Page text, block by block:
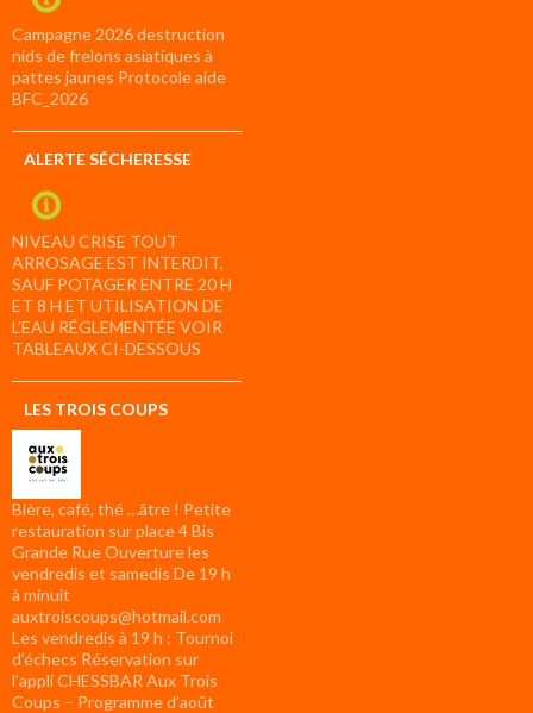
Campagne 2026 destruction
nids de frelons asiatiques à
pattes jaunes Protocole aide
BFC_2026
ALERTE SÉCHERESSE
NIVEAU CRISE TOUT
ARROSAGE EST INTERDIT,
SAUF POTAGER ENTRE 20 H
ET 8 H ET UTILISATION DE
L’EAU RÉGLEMENTÉE VOIR
TABLEAUX CI-DESSOUS
LES TROIS COUPS
Bière, café, thé …âtre ! Petite
restauration sur place 4 Bis
Grande Rue Ouverture les
vendredis et samedis De 19 h
à minuit
auxtroiscoups@hotmail.com
Les vendredis à 19 h : Tournoi
d’échecs Réservation sur
l’appli CHESSBAR Aux Trois
Coups – Programme d’août